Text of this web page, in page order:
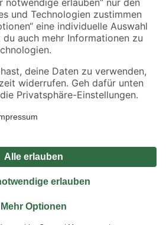
MwSt.. Die dargestellten Angebote sind unter
Die angegebenen Verfügbarkeiten beziehen
gilt nicht für Artikel mit Speditionsversand, hier
Impressum
Vertrag widerrufen